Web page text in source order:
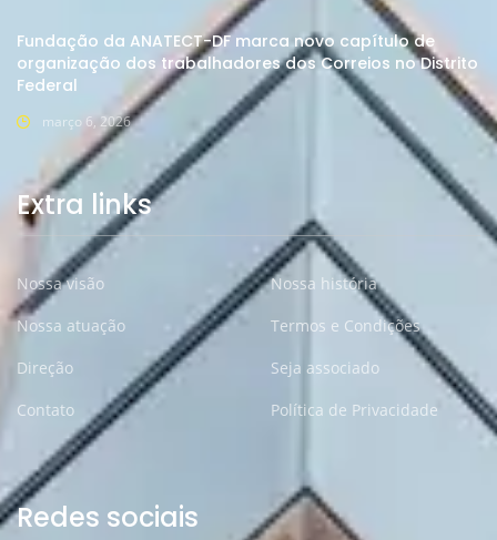
Fundação da ANATECT-DF marca novo capítulo de
organização dos trabalhadores dos Correios no Distrito
Federal
março 6, 2026
Extra links
Nossa visão
Nossa história
Nossa atuação
Termos e Condições
Direção
Seja associado
Contato
Política de Privacidade
Redes sociais